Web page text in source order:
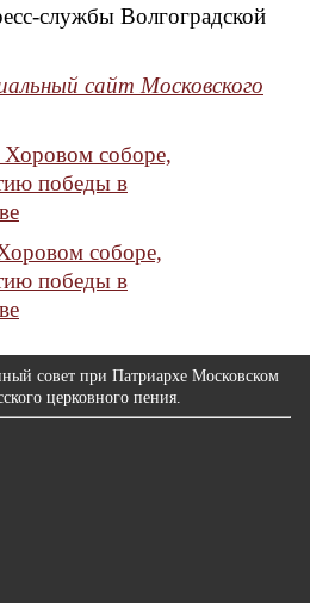
службы Волгоградской
сайт Московского
соборе,
победы в
соборе,
победы в
совет при Патриархе Московском
церковного пения.